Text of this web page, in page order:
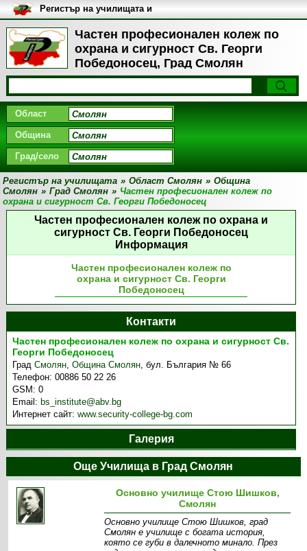
Частен професионален колеж по
охрана и сигурност Св. Георги
Победоносец, Град Смолян
Регистър на училищата и
университетите в България
Област
Община
Град/село
Регистър на училищата » Област Смолян » Община
Смолян » Град Смолян » Частен професионален колеж по
охрана и сигурност Св. Георги Победоносец
Частен професионален колеж по охрана и
сигурност Св. Георги Победоносец
Информация
Частен професионален колеж по
охрана и сигурност Св. Георги
Победоносец
Контакти
Частен професионален колеж по охрана и сигурност Св.
Георги Победоносец
ГрадСмолян,Община Смолян,бул. България № 66
Телефон:00886 50 22 26
GSM:0
Email: bs_institute@abv.bg
Интернет сайт:www.security-college-bg.com
Галерия
Още Училища в Град Смолян
Основно училище Стою Шишков,
Смолян
Основно училище Стою Шишков, град
Смолян е училище с богата история,
която се губи в далечното минало. През